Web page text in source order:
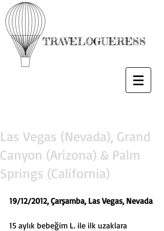
TRAVELOGUERESS
Las Vegas (Nevada), Grand
Canyon (Arizona) & Palm
Springs (California)
19/12/2012, Çarşamba, Las Vegas, Nevada
15 aylık bebeğim L. ile ilk uzaklara